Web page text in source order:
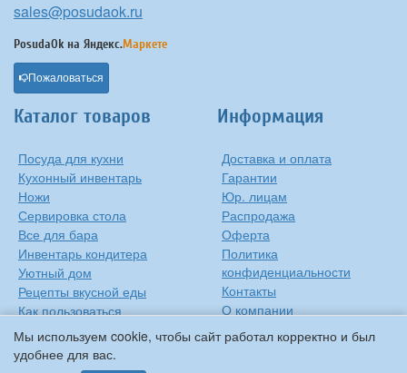
Мы используем cookie, чтобы сайт работал корректно и был
удобнее для вас.
sales@posudaok.ru
PosudaOk на Яндекс.Маркете
Пожаловаться
Каталог товаров
Посуда для кухни
Кухонный инвентарь
Ножи
Сервировка стола
Все для бара
Инвентарь кондитера
Уютный дом
Рецепты вкусной еды
Как пользоваться
сковородкой
Информация
Доставка и оплата
Гарантии
Юр. лицам
Распродажа
Оферта
Политика
конфиденциальности
Контакты
О компании
Сиропы Monin
Виды барного стекла